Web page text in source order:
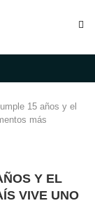
15 años y el
más
Y EL
VIVE UNO